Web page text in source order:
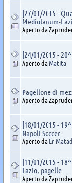
[27/01/2015 -
Mediolanum-
Aperto da
[24/01/2015 -
Aperto da Matita
Pagellone di
Aperto da
[18/01/2015 -
Napoli Soccer
Aperto da Er
[11/01/2015 -
Lazio, pagelle
Aperto da